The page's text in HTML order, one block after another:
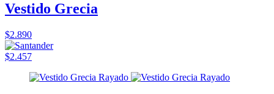
Vestido Grecia
$2.890
$2.457